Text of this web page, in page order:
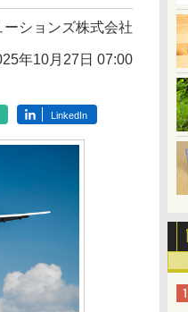
ションズ株式会社
年10月27日 07:00
LinkedIn